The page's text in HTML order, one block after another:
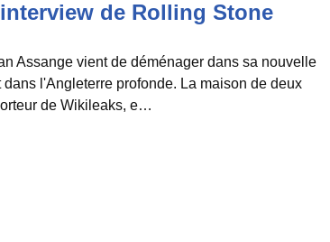
de Rolling Stone
Assange vient de déménager dans sa nouvelle
l'Angleterre profonde. La maison de deux
de Wikileaks, e…